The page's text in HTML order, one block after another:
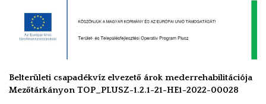
Belterületi csapadékvíz elvezető árok mederrehabilitációja
Mezőtárkányon TOP_PLUSZ-1.2.1-21-HE1-2022-00028